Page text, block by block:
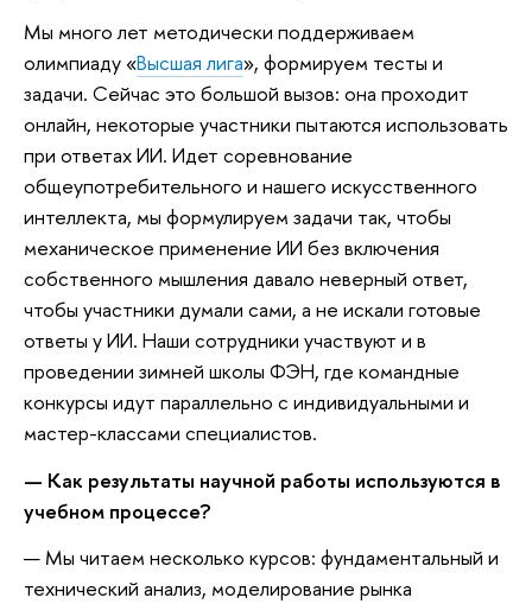
Мы много лет методически поддерживаем
олимпиаду «Высшая лига», формируем тесты и
задачи. Сейчас это большой вызов: она проходит
онлайн, некоторые участники пытаются использовать
при ответах ИИ. Идет соревнование
общеупотребительного и нашего искусственного
интеллекта, мы формулируем задачи так, чтобы
механическое применение ИИ без включения
собственного мышления давало неверный ответ,
чтобы участники думали сами, а не искали готовые
ответы у ИИ. Наши сотрудники участвуют и в
проведении зимней школы ФЭН, где командные
конкурсы идут параллельно с индивидуальными и
мастер-классами специалистов.
— Как результаты научной работы используются в
учебном процессе?
— Мы читаем несколько курсов: фундаментальный и
технический анализ, моделирование рынка